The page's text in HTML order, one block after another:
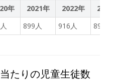
ています。
年 2021年 2022年
2023
899人 916人 890人
たりの児童生徒数